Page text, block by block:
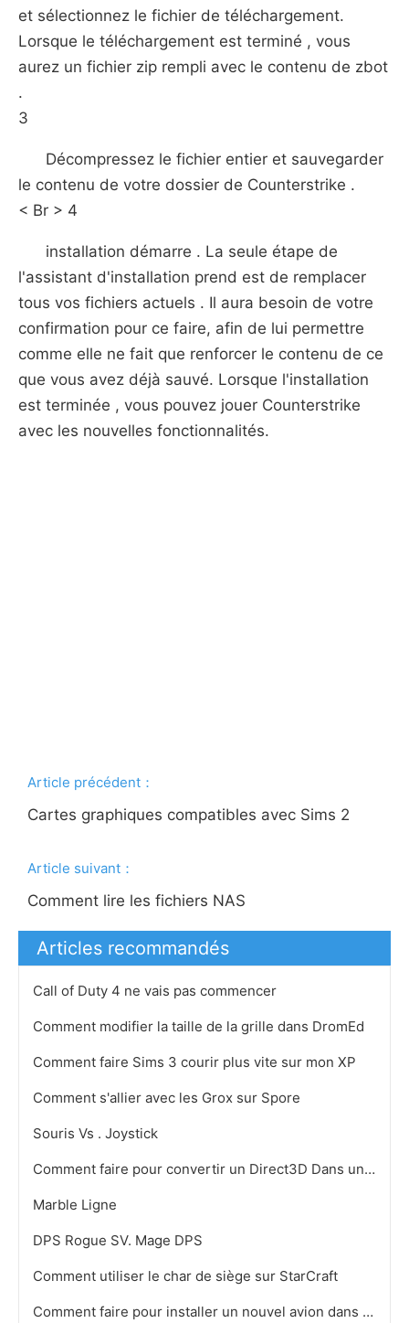
et sélectionnez le fichier de téléchargement.
Lorsque le téléchargement est terminé , vous
aurez un fichier zip rempli avec le contenu de zbot
.
3
Décompressez le fichier entier et sauvegarder
le contenu de votre dossier de Counterstrike .
< Br > 4
installation démarre . La seule étape de
l'assistant d'installation prend est de remplacer
tous vos fichiers actuels . Il aura besoin de votre
confirmation pour ce faire, afin de lui permettre
comme elle ne fait que renforcer le contenu de ce
que vous avez déjà sauvé. Lorsque l'installation
est terminée , vous pouvez jouer Counterstrike
avec les nouvelles fonctionnalités.
Article précédent：
Cartes graphiques compatibles avec Sims 2
Article suivant：
Comment lire les fichiers NAS
Articles recommandés
Call of Duty 4 ne vais pas commencer
Comment modifier la taille de la grille dans DromEd
Comment faire Sims 3 courir plus vite sur mon XP
Comment s'allier avec les Grox sur Spore
Souris Vs . Joystick
Comment faire pour convertir un Direct3D Dans un stéréo
Marble Ligne
DPS Rogue SV. Mage DPS
Comment utiliser le char de siège sur StarCraft
Comment faire pour installer un nouvel avion dans FSX